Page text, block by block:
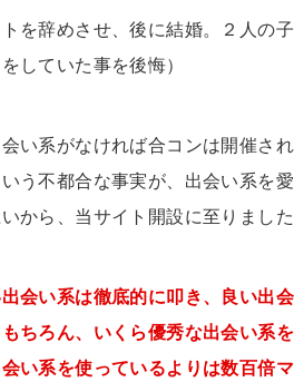
を辞めさせ、後に結婚。２人の
していた事を後悔）
い系がなければ合コンは開催さ
う不都合な事実が、出会い系を
から、当サイト開設に至りました
会い系は徹底的に叩き、良い出
ちろん、いくら優秀な出会い系
い系を使っているよりは数百倍マ